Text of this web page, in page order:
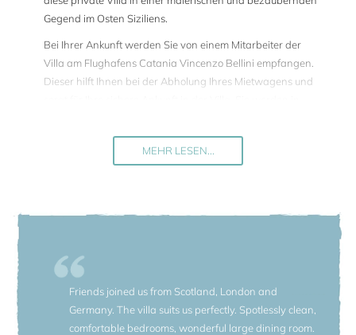
Gegend im Osten Siziliens.
Bei Ihrer Ankunft werden Sie von einem Mitarbeiter der
Villa am Flughafens Catania Vincenzo Bellini empfangen.
Dieser hilft Ihnen bei der Abholung Ihres Mietwagens und
untergebracht, die über einen privaten Balkon oder
direkten Zugang zum Garten verfügen.
einer Bibliothek und einer Kochnische sowie der Orangerie,
Hauptküche befinden. Zusätzlich steht ein weiteres
Gebäude, das Alte Bootshaus, mit weiteren Schlafzimmern
zur Verfügung.
Die Bibliothek im Obergeschoß des Herrenhauses bietet mit
MEHR LESEN...
Friends joined us from Scotland, London and
Germany. The villa suits us perfectly. Spotlessly clean,
comfortable bedrooms, wonderful large dining room.